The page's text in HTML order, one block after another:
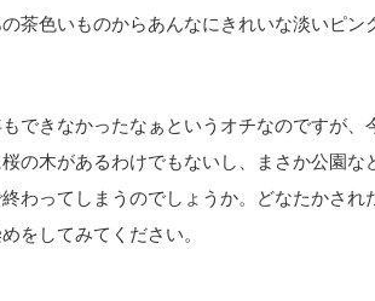
茶色いものからあんなにきれいな淡いピ
できなかったなぁというオチなのですが、
の木があるわけでもないし、まさか公園
ってしまうのでしょうか。どなたかされ
をしてみてください。